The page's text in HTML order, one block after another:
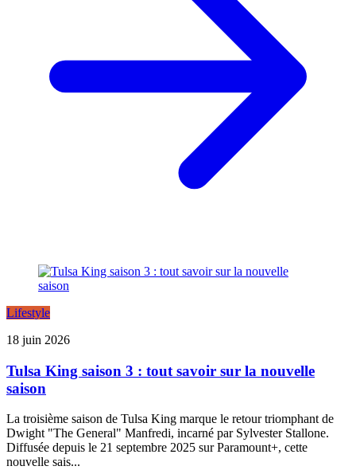
Lifestyle
18 juin 2026
Tulsa King saison 3 : tout savoir sur la nouvelle
saison
La troisième saison de Tulsa King marque le retour triomphant de
Dwight "The General" Manfredi, incarné par Sylvester Stallone.
Diffusée depuis le 21 septembre 2025 sur Paramount+, cette
nouvelle sais...